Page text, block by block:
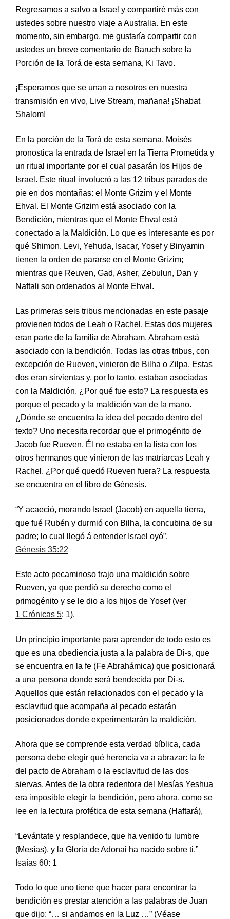
Regresamos a salvo a Israel y compartiré más con
ustedes sobre nuestro viaje a Australia. En este
momento, sin embargo, me gustaría compartir con
ustedes un breve comentario de Baruch sobre la
Porción de la Torá de esta semana, Ki Tavo.
¡Esperamos que se unan a nosotros en nuestra
transmisión en vivo, Live Stream, mañana! ¡Shabat
Shalom!
En la porción de la Torá de esta semana, Moisés
pronostica la entrada de Israel en la Tierra Prometida y
un ritual importante por el cual pasarán los Hijos de
Israel. Este ritual involucró a las 12 tribus parados de
pie en dos montañas: el Monte Grizim y el Monte
Ehval. El Monte Grizim está asociado con la
Bendición, mientras que el Monte Ehval está
conectado a la Maldición. Lo que es interesante es por
qué Shimon, Levi, Yehuda, Isacar, Yosef y Binyamin
tienen la orden de pararse en el Monte Grizim;
mientras que Reuven, Gad, Asher, Zebulun, Dan y
Naftali son ordenados al Monte Ehval.
Las primeras seis tribus mencionadas en este pasaje
provienen todos de Leah o Rachel. Estas dos mujeres
eran parte de la familia de Abraham. Abraham está
asociado con la bendición. Todas las otras tribus, con
excepción de Rueven, vinieron de Bilha o Zilpa. Estas
dos eran sirvientas y, por lo tanto, estaban asociadas
con la Maldición. ¿Por qué fue esto? La respuesta es
porque el pecado y la maldición van de la mano.
¿Dónde se encuentra la idea del pecado dentro del
texto? Uno necesita recordar que el primogénito de
Jacob fue Rueven. Él no estaba en la lista con los
otros hermanos que vinieron de las matriarcas Leah y
Rachel. ¿Por qué quedó Rueven fuera? La respuesta
se encuentra en el libro de Génesis.
“Y acaeció, morando Israel (Jacob) en aquella tierra,
que fué Rubén y durmió con Bilha, la concubina de su
padre; lo cual llegó á entender Israel oyó”.
Génesis 35:22
Este acto pecaminoso trajo una maldición sobre
Rueven, ya que perdió su derecho como el
primogénito y se le dio a los hijos de Yosef (ver
1 Crónicas 5: 1).
Un principio importante para aprender de todo esto es
que es una obediencia justa a la palabra de Di-s, que
se encuentra en la fe (Fe Abrahámica) que posicionará
a una persona donde será bendecida por Di-s.
Aquellos que están relacionados con el pecado y la
esclavitud que acompaña al pecado estarán
posicionados donde experimentarán la maldición.
Ahora que se comprende esta verdad bíblica, cada
persona debe elegir qué herencia va a abrazar: la fe
del pacto de Abraham o la esclavitud de las dos
siervas. Antes de la obra redentora del Mesías Yeshua
era imposible elegir la bendición, pero ahora, como se
lee en la lectura profética de esta semana (Haftará),
“Levántate y resplandece, que ha venido tu lumbre
(Mesías), y la Gloria de Adonai ha nacido sobre ti.”
Isaías 60: 1
Todo lo que uno tiene que hacer para encontrar la
bendición es prestar atención a las palabras de Juan
que dijo: “… si andamos en la Luz …” (Véase